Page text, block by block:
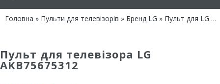
Головна » Пульти для телевізорів » Бренд LG » Пульт для LG AKB75675312
Пульт для телевізора LG
AKB75675312